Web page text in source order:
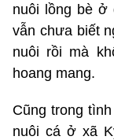
nuôi lồng bè ở
vẫn chưa biết
nuôi rồi mà
hoang mang.
Cũng trong
nuôi cá ở xã